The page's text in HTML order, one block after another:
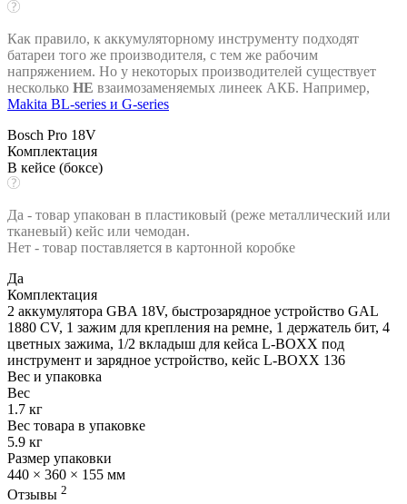
Как правило, к аккумуляторному инструменту подходят
батареи того же производителя, с тем же рабочим
напряжением. Но у некоторых производителей существует
несколько НЕ взаимозаменяемых линеек АКБ. Например,
Makita BL-series и G-series
Bosch Pro 18V
Комплектация
В кейсе (боксе)
Да - товар упакован в пластиковый (реже металлический или
тканевый) кейс или чемодан.
Нет - товар поставляется в картонной коробке
Да
Комплектация
2 аккумулятора GBA 18V, быстрозарядное устройство GAL
1880 CV, 1 зажим для крепления на ремне, 1 держатель бит, 4
цветных зажима, 1/2 вкладыш для кейса L-BOXX под
инструмент и зарядное устройство, кейс L-BOXX 136
Вес и упаковка
Вес
1.7 кг
Вес товара в упаковке
5.9 кг
Размер упаковки
440 × 360 × 155 мм
Отзывы 2